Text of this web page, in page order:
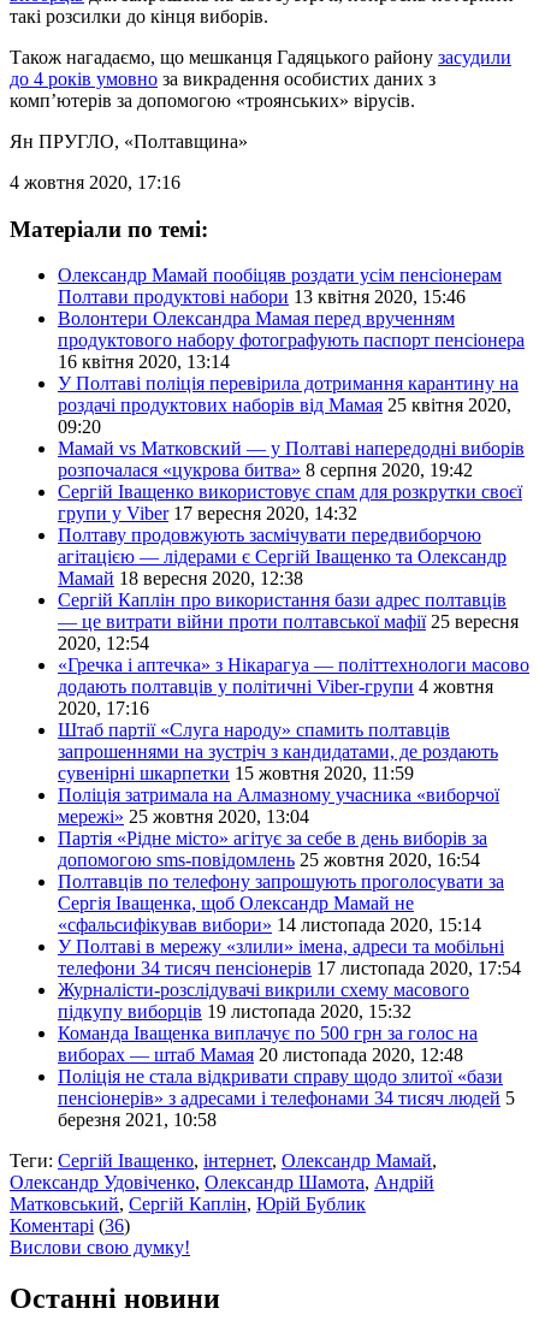
такі розсилки до кінця виборів.
Також нагадаємо, що мешканця Гадяцького району засудили
до 4 років умовно за викрадення особистих даних з
комп’ютерів за допомогою «троянських» вірусів.
Ян ПРУГЛО, «Полтавщина»
4 жовтня 2020, 17:16
Матеріали по темі:
Олександр Мамай пообіцяв роздати усім пенсіонерам
Полтави продуктові набори 13 квітня 2020, 15:46
Волонтери Олександра Мамая перед врученням
продуктового набору фотографують паспорт пенсіонера
16 квітня 2020, 13:14
У Полтаві поліція перевірила дотримання карантину на
роздачі продуктових наборів від Мамая 25 квітня 2020,
09:20
Мамай vs Матковский — у Полтаві напередодні виборів
розпочалася «цукрова битва» 8 серпня 2020, 19:42
Сергій Іващенко використовує спам для розкрутки своєї
групи у Viber 17 вересня 2020, 14:32
Полтаву продовжують засмічувати передвиборчою
агітацією — лідерами є Сергій Іващенко та Олександр
Мамай 18 вересня 2020, 12:38
Сергій Каплін про використання бази адрес полтавців
— це витрати війни проти полтавської мафії 25 вересня
2020, 12:54
«Гречка і аптечка» з Нікарагуа — політтехнологи масово
додають полтавців у політичні Viber-групи 4 жовтня
2020, 17:16
Штаб партії «Слуга народу» спамить полтавців
запрошеннями на зустріч з кандидатами, де роздають
сувенірні шкарпетки 15 жовтня 2020, 11:59
Поліція затримала на Алмазному учасника «виборчої
мережі» 25 жовтня 2020, 13:04
Партія «Рідне місто» агітує за себе в день виборів за
допомогою sms-повідомлень 25 жовтня 2020, 16:54
Полтавців по телефону запрошують проголосувати за
Сергія Іващенка, щоб Олександр Мамай не
«сфальсифікував вибори» 14 листопада 2020, 15:14
У Полтаві в мережу «злили» імена, адреси та мобільні
телефони 34 тисяч пенсіонерів 17 листопада 2020, 17:54
Журналісти-розслідувачі викрили схему масового
підкупу виборців 19 листопада 2020, 15:32
Команда Іващенка виплачує по 500 грн за голос на
виборах — штаб Мамая 20 листопада 2020, 12:48
Поліція не стала відкривати справу щодо злитої «бази
пенсіонерів» з адресами і телефонами 34 тисяч людей 5
березня 2021, 10:58
Теги: Сергій Іващенко, інтернет, Олександр Мамай,
Олександр Удовіченко, Олександр Шамота, Андрій
Матковський, Сергій Каплін, Юрій Бублик
Коментарі (36)
Вислови свою думку!
Останні новини